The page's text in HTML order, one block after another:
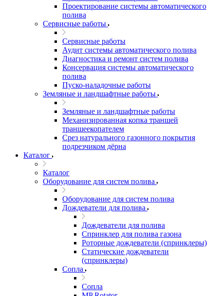
Проектирование системы автоматического
полива
Сервисные работы
Сервисные работы
Аудит системы автоматического полива
Диагностика и ремонт систем полива
Консервация системы автоматического
полива
Пуско-наладочные работы
Земляные и ландшафтные работы
Земляные и ландшафтные работы
Механизированная копка траншей
траншеекопателем
Срез натурального газонного покрытия
подрезчиком дёрна
Каталог
Каталог
Оборудование для систем полива
Оборудование для систем полива
Дождеватели для полива
Дождеватели для полива
Cпринклер для полива газона
Роторные дождеватели (спринклеры)
Статические дождеватели
(спринклеры)
Сопла
Сопла